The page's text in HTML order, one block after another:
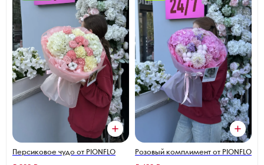
Персиковое чудо от PIONFLO Розовый комплимент от PIONFLO